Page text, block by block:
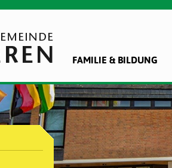
FAMILIE & BILDUNG